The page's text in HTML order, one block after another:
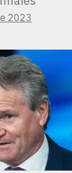
2023